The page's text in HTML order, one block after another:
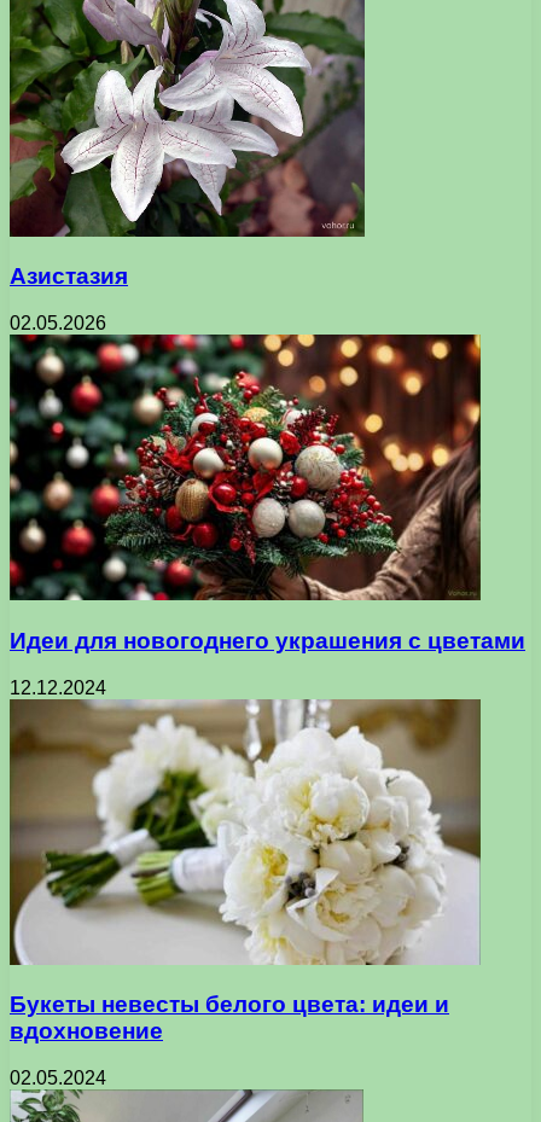
Азистазия
02.05.2026
Идеи для новогоднего украшения с цветами
12.12.2024
Букеты невесты белого цвета: идеи и
вдохновение
02.05.2024